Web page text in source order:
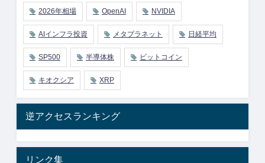
2026年相場 OpenAI NVIDIA
AIインフラ投資 メタプラネット 日経平均
SP500 半導体株 ビットコイン
キオクシア XRP
逆アクセスランキング
リンク集